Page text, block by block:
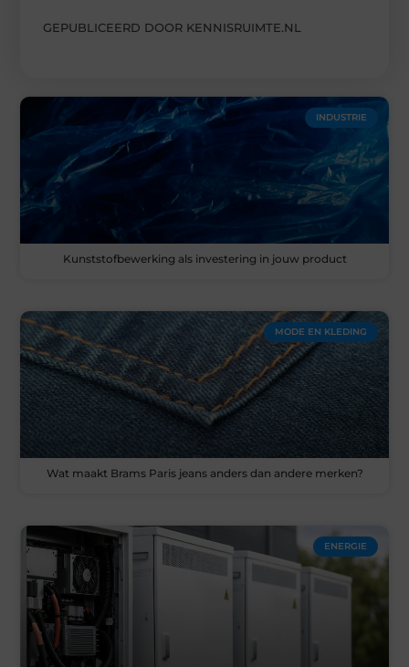
GEPUBLICEERD DOOR KENNISRUIMTE.NL
INDUSTRIE
Kunststofbewerking als investering in jouw product
MODE EN KLEDING
Wat maakt Brams Paris jeans anders dan andere merken?
ENERGIE